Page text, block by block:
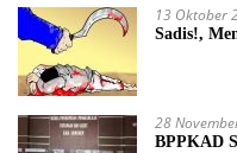
13 Oktober
Sadis!,
28
BPPKAD